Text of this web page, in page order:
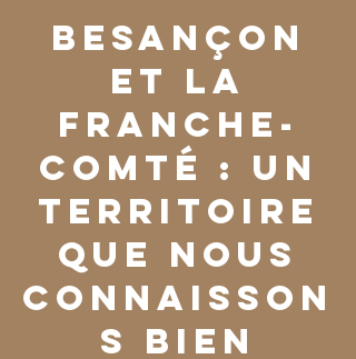
Besançon
et la
Franche-
Comté : un
territoire
que nous
connaisson
s bien